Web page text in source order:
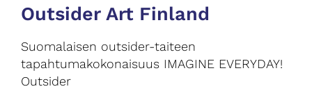
Outsider Art Finland
Suomalaisen outsider-taiteen
tapahtumakokonaisuus IMAGINE EVERYDAY!
Outsider